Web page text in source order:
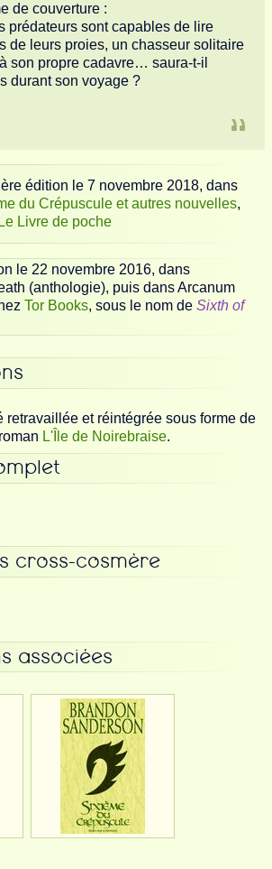
de couverture :
prédateurs sont capables de lire
de leurs proies, un chasseur solitaire
son propre cadavre… saura-t-il
durant son voyage ?
édition le 7 novembre 2018, dans
du Crépuscule et autres nouvelles,
Le Livre de poche
le 22 novembre 2016, dans
(anthologie), puis dans Arcanum
Tor Books, sous le nom de Sixth of
retravaillée et réintégrée sous forme de
L'Île de Noirebraise.
cross-cosmère
associées